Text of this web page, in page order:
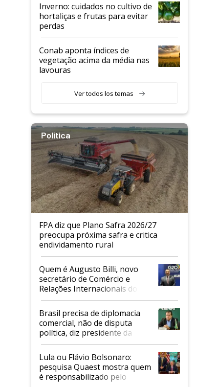
Inverno: cuidados no cultivo de
hortaliças e frutas para evitar
perdas
Conab aponta índices de
vegetação acima da média nas
lavouras
Ver todos los temas
Política
FPA diz que Plano Safra 2026/27
preocupa próxima safra e critica
endividamento rural
Quem é Augusto Billi, novo
secretário de Comércio e
Relações Internacionais do
Mapa
Brasil precisa de diplomacia
comercial, não de disputa
política, diz presidente da
Faesp
Lula ou Flávio Bolsonaro:
pesquisa Quaest mostra quem
é responsabilizado pelo